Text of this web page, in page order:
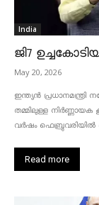
India
ജി7
May 20, 2026
ഇന്ത്യൻ
തമ്മിലുള്ള നിർണ്ണായക
വർഷം ഫെബ്രുവരിയിൽ
Read more